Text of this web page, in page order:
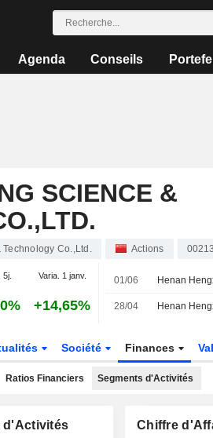
Agenda Conseils
SCIENCE &
Co.,Ltd. Actions
5j. Varia. 1 janv.
+14,65%
01/06
28/04
Société Finances
Ratios Financiers Segments d'Activités
d'Activités Chiffre